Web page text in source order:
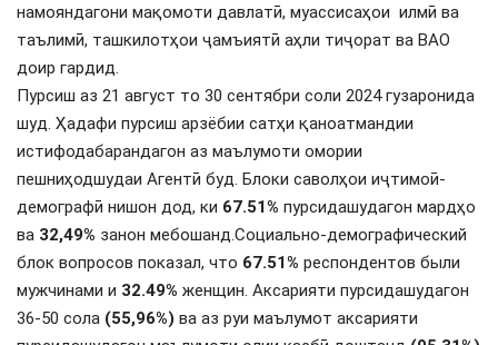
намояндагони мақомоти давлатӣ, муассисаҳои илмӣ ва
таълимӣ, ташкилотҳои ҷамъиятӣ аҳли тиҷорат ва ВАО
доир гардид.
Пурсиш аз 21 август то 30 сентябри соли 2024 гузаронида
шуд. Ҳадафи пурсиш арзёбии сатҳи қаноатмандии
истифодабарандагон аз маълумоти омории
пешниҳодшудаи Агентӣ буд. Блоки саволҳои иҷтимоӣ-
демографӣ нишон дод, ки 67.51% пурсидашудагон мардҳо
ва 32,49% занон мебошанд.Социально-демографический
блок вопросов показал, что 67.51% респондентов были
мужчинами и 32.49% женщин. Аксарияти пурсидашудагон
36-50 сола (55,96%) ва аз руи маълумот аксарияти